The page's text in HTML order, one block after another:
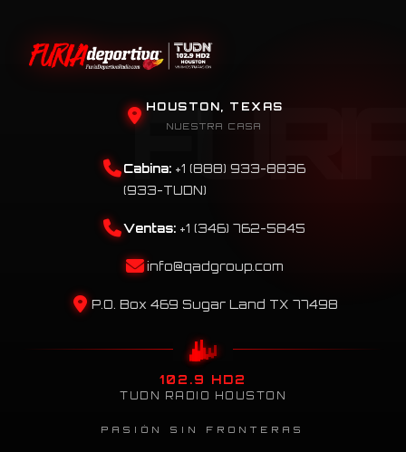
HOUSTON, TEXAS
NUESTRA CASA
Cabina: +1 (888) 933-8836
(933-TUDN)
Ventas: +1 (346) 762-5845
info@qadgroup.com
P.O. Box 469 Sugar Land TX 77498
102.9 HD2
TUDN RADIO HOUSTON
PASIÓN SIN FRONTERAS